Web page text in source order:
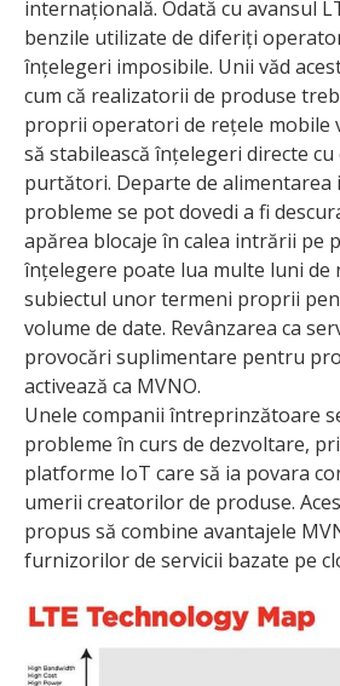
internațională. Odată cu avansul
benzile utilizate de diferiți
înțelegeri imposibile. Unii văd
cum că realizatorii de produse
proprii operatori de rețele mobile
să stabilească înțelegeri directe
purtători. Departe de alimentarea
probleme se pot dovedi a fi
apărea blocaje în calea intrării pe
înțelegere poate lua multe luni de
subiectul unor termeni proprii
volume de date. Revânzarea ca
provocări suplimentare pentru
activează ca MVNO.
Unele companii întreprinzătoare
probleme în curs de dezvoltare,
platforme IoT care să ia povara
umerii creatorilor de produse.
propus să combine avantajele
furnizorilor de servicii bazate pe